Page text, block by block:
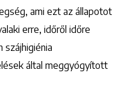
ami ezt az állapotot
erre, időről időre
szájhigiénia
által meggyógyított